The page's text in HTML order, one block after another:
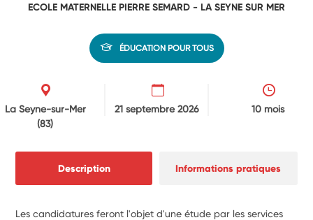
ECOLE MATERNELLE PIERRE SEMARD - LA SEYNE SUR MER
ÉDUCATION POUR TOUS
La Seyne-sur-Mer
(83)
21 septembre 2026 10 mois
Description Informations pratiques
Les candidatures feront l'objet d'une étude par les services